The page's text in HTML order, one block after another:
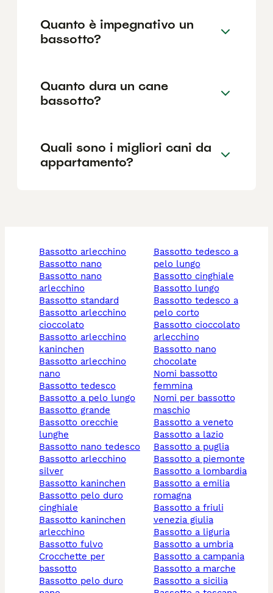
Quanto è impegnativo un
bassotto?
Quanto dura un cane
bassotto?
Quali sono i migliori cani da
appartamento?
bassotto arlecchino
bassotto nano
bassotto nano
arlecchino
bassotto standard
bassotto arlecchino
cioccolato
bassotto arlecchino
kaninchen
bassotto arlecchino
nano
bassotto tedesco
bassotto a pelo lungo
bassotto grande
bassotto orecchie
lunghe
bassotto nano tedesco
bassotto arlecchino
silver
bassotto kaninchen
bassotto pelo duro
cinghiale
bassotto kaninchen
arlecchino
bassotto fulvo
crocchette per
bassotto
bassotto pelo duro
bassotto tedesco a
pelo lungo
bassotto cinghiale
bassotto lungo
bassotto tedesco a
pelo corto
bassotto cioccolato
arlecchino
bassotto nano
chocolate
nomi bassotto
femmina
nomi per bassotto
maschio
bassotto a veneto
bassotto a lazio
bassotto a puglia
bassotto a piemonte
bassotto a lombardia
bassotto a emilia
romagna
bassotto a friuli
venezia giulia
bassotto a liguria
bassotto a umbria
bassotto a campania
bassotto a marche
bassotto a sicilia